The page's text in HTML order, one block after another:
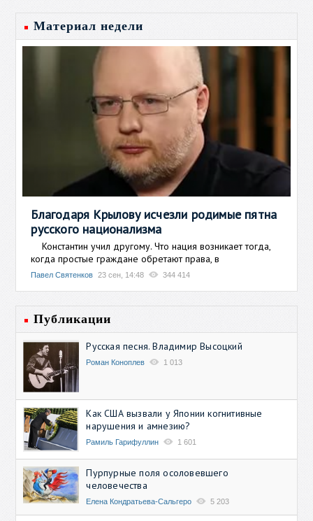
Материал недели
Благодаря Крылову исчезли родимые пятна
русского национализма
Константин учил другому. Что нация возникает тогда,
когда простые граждане обретают права, в
Павел Святенков 23 сен, 14:48 344 414
Публикации
Русская песня. Владимир Высоцкий
Роман Коноплев 1 013
Как США вызвали у Японии когнитивные
нарушения и амнезию?
Рамиль Гарифуллин 1 601
Пурпурные поля осоловевшего
человечества
Елена Кондратьева-Сальгеро 5 203